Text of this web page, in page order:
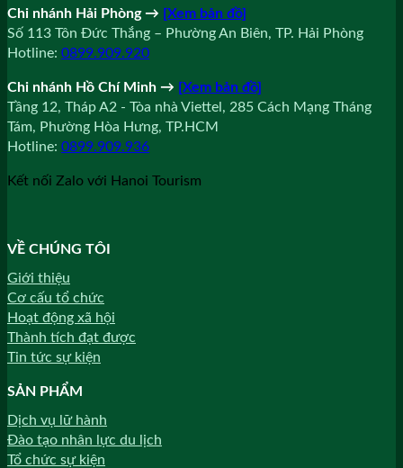
Chi nhánh Hải Phòng→ [Xem bản đồ]
Số 113 Tôn Đức Thắng – Phường An Biên, TP. Hải Phòng
Hotline: 0899.909.920
Chi nhánh Hồ Chí Minh → [Xem bản đồ]
Tầng 12, Tháp A2 - Tòa nhà Viettel, 285 Cách Mạng Tháng
Tám, Phường Hòa Hưng, TP.HCM
Hotline: 0899.909.936
Kết nối Zalo với Hanoi Tourism
VỀ CHÚNG TÔI
Giới thiệu
Cơ cấu tổ chức
Hoạt động xã hội
Thành tích đạt được
Tin tức sự kiện
SẢN PHẨM
Dịch vụ lữ hành
Đào tạo nhân lực du lịch
Tổ chức sự kiện